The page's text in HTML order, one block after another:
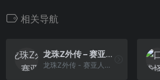
相关导航
龙珠Z外传 – 赛亚人灭绝计划(v0.97)(海美译名版)(繁)[外星科技+Lirdrepus](JP)[RPG](6Mb)
龙珠Z外传 - 赛亚人灭绝计划(v0.97)(海美译名版)(繁)[外星科技+Lirdrepus](JP)[RPG](6Mb)